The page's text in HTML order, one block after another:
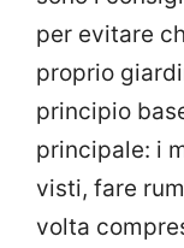
per evitare
proprio
principio
principale: i
visti, fare
volta